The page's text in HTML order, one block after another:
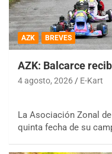
AZK BREVES
AZK: Balcarce
4 agosto, 2026 E-Kart
La Asociación Zonal
quinta fecha de su